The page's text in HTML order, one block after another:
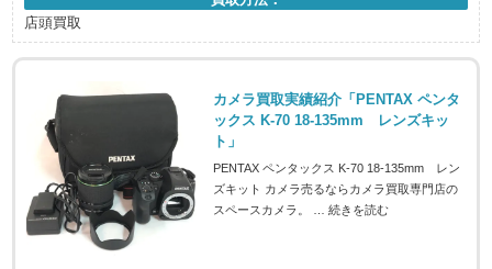
店頭買取
カメラ買取実績紹介「PENTAX ペンタ
ックス K-70 18-135mm レンズキッ
ト」
PENTAX ペンタックス K-70 18-135mm レン
ズキット カメラ売るならカメラ買取専門店の
スペースカメラ。 …続きを読む